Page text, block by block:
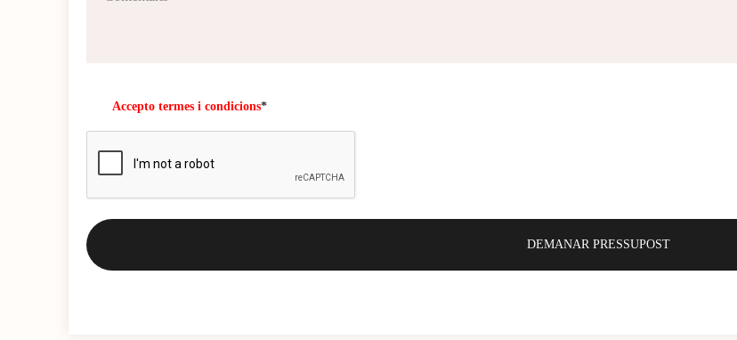
Accepto termes i condicions*